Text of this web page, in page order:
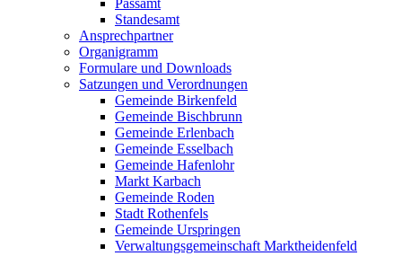
Passamt
Standesamt
Ansprechpartner
Organigramm
Formulare und Downloads
Satzungen und Verordnungen
Gemeinde Birkenfeld
Gemeinde Bischbrunn
Gemeinde Erlenbach
Gemeinde Esselbach
Gemeinde Hafenlohr
Markt Karbach
Gemeinde Roden
Stadt Rothenfels
Gemeinde Urspringen
Verwaltungsgemeinschaft Marktheidenfeld